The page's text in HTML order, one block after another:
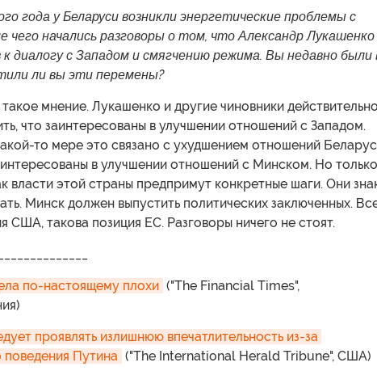
года у Беларуси возникли энергетические проблемы с
чего начались разговоры о том, что Александр Лукашенко
диалогу с Западом и смягчению режима. Вы недавно были
ли вы эти перемены?
мнение. Лукашенко и другие чиновники действительно
что заинтересованы в улучшении отношений с Западом.
то мере это связано с ухудшением отношений
в улучшении отношений с Минском. Но только
власти этой страны предпримут конкретные шаги. Они
Минск должен выпустить политических заключенных.
США, такова позиция ЕС. Разговоры ничего не стоят.
по-настоящему плохи ("The Financial Times",
проявлять излишнюю впечатлительность из-за
поведения Путина ("The International Herald Tribune", США)